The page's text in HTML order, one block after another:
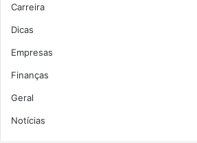
Carreira
Dicas
Empresas
Finanças
Geral
Notícias